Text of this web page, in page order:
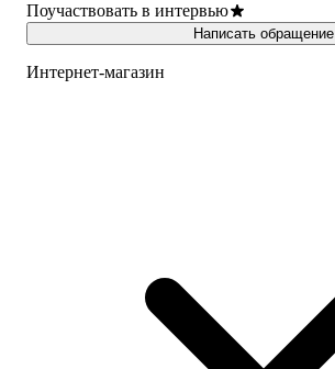
Поучаствовать в интервью
Написать обращение
Интернет-магазин